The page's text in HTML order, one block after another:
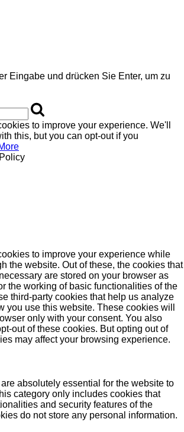
Eingabe und drücken Sie Enter, um zu
to improve your experience. We'll
this, but you can opt-out if you
to improve your experience while
the website. Out of these, the cookies that
are stored on your browser as
the working of basic functionalities of the
third-party cookies that help us analyze
you use this website. These cookies will
only with your consent. You also
out of these cookies. But opting out of
may affect your browsing experience.
absolutely essential for the website to
category only includes cookies that
and security features of the
do not store any personal information.